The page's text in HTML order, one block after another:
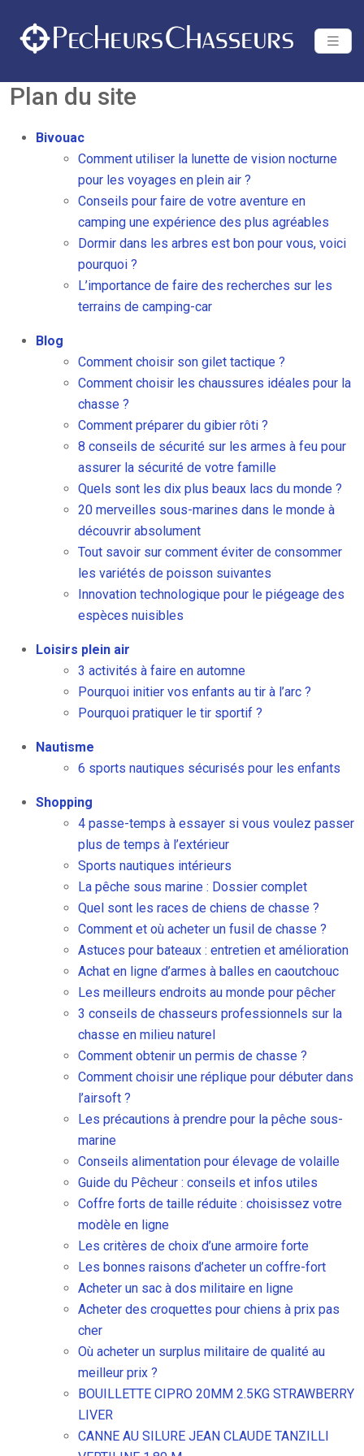
Plan du site
Bivouac
Comment utiliser la lunette de vision nocturne
pour les voyages en plein air ?
Conseils pour faire de votre aventure en
camping une expérience des plus agréables
Dormir dans les arbres est bon pour vous, voici
pourquoi ?
L’importance de faire des recherches sur les
terrains de camping-car
Blog
Comment choisir son gilet tactique ?
Comment choisir les chaussures idéales pour la
chasse ?
Comment préparer du gibier rôti ?
8 conseils de sécurité sur les armes à feu pour
assurer la sécurité de votre famille
Quels sont les dix plus beaux lacs du monde ?
20 merveilles sous-marines dans le monde à
découvrir absolument
Tout savoir sur comment éviter de consommer
les variétés de poisson suivantes
Innovation technologique pour le piégeage des
espèces nuisibles
Loisirs plein air
3 activités à faire en automne
Pourquoi initier vos enfants au tir à l’arc ?
Pourquoi pratiquer le tir sportif ?
Nautisme
6 sports nautiques sécurisés pour les enfants
Shopping
4 passe-temps à essayer si vous voulez passer
plus de temps à l’extérieur
Sports nautiques intérieurs
La pêche sous marine : Dossier complet
Quel sont les races de chiens de chasse ?
Comment et où acheter un fusil de chasse ?
Astuces pour bateaux : entretien et amélioration
Achat en ligne d’armes à balles en caoutchouc
Les meilleurs endroits au monde pour pêcher
3 conseils de chasseurs professionnels sur la
chasse en milieu naturel
Comment obtenir un permis de chasse ?
Comment choisir une réplique pour débuter dans
l’airsoft ?
Les précautions à prendre pour la pêche sous-
marine
Conseils alimentation pour élevage de volaille
Guide du Pêcheur : conseils et infos utiles
Coffre forts de taille réduite : choisissez votre
modèle en ligne
Les critères de choix d’une armoire forte
Les bonnes raisons d’acheter un coffre-fort
Acheter un sac à dos militaire en ligne
Acheter des croquettes pour chiens à prix pas
cher
Où acheter un surplus militaire de qualité au
meilleur prix ?
BOUILLETTE CIPRO 20MM 2.5KG STRAWBERRY
LIVER
CANNE AU SILURE JEAN CLAUDE TANZILLI